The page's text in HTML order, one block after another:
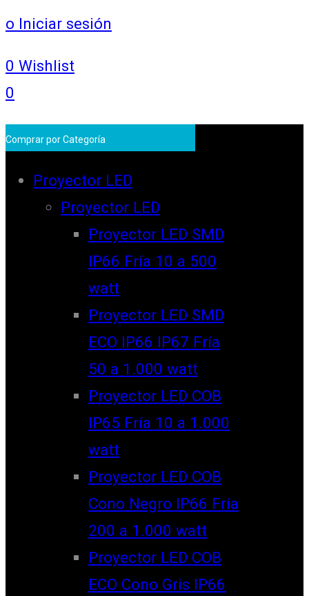
o Iniciar sesión
0 Wishlist
0
Comprar por Categoría
Proyector LED
Proyector LED
Proyector LED SMD
IP66 Fría 10 a 500
watt
Proyector LED SMD
ECO IP66 IP67 Fría
50 a 1.000 watt
Proyector LED COB
IP65 Fría 10 a 1.000
watt
Proyector LED COB
Cono Negro IP66 Fría
200 a 1.000 watt
Proyector LED COB
ECO Cono Gris IP66